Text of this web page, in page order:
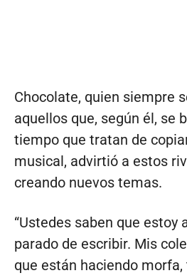
Chocolate, quien siempre
aquellos que, según él, se
tiempo que tratan de
musical, advirtió a estos
creando nuevos temas.
“Ustedes saben que estoy
parado de escribir. Mis
que están haciendo